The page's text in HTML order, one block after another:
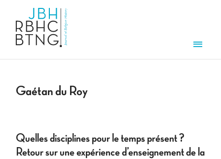
Gaétan du Roy
Quelles disciplines pour le temps présent ?
Retour sur une expérience d’enseignement de la